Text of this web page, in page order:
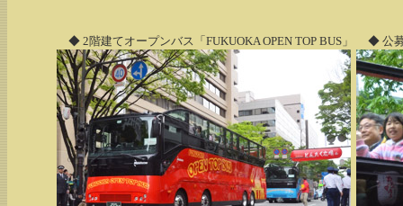
◆ 2階建てオープンバス「FUKUOKA OPEN TOP BUS」 ◆ 公募